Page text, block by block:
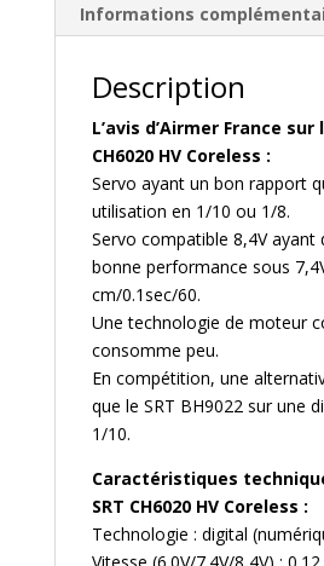
Informations
Description
L’avis d’Airmer France sur
CH6020 HV Coreless :
Servo ayant un bon rapport
utilisation en 1/10 ou 1/8.
Servo compatible 8,4V ayant
bonne performance sous
cm/0.1sec/60.
Une technologie de moteur
consomme peu.
En compétition, une
que le SRT BH9022 sur une
1/10.
Caractéristiques
SRT CH6020 HV Coreless :
Technologie : digital